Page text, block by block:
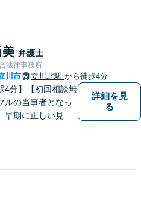
美 弁護士
法律事務所
川市 立川北駅 から徒歩4分
4分】【初回相談無
ルの当事者となっ
早期に正しい見通
す。お困りの方は
詳細を見
る